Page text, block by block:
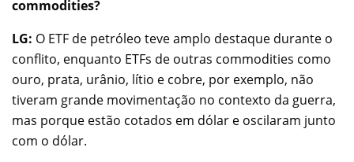
commodities?
LG: O ETF de petróleo teve amplo destaque durante o
conflito, enquanto ETFs de outras commodities como
ouro, prata, urânio, lítio e cobre, por exemplo, não
tiveram grande movimentação no contexto da guerra,
mas porque estão cotados em dólar e oscilaram junto
com o dólar.